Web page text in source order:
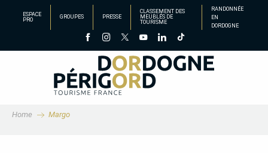
principal
ESPACE
PRO
GROUPES PRESSE
CLASSEMENT DES
MEUBLÉS DE
TOURISME
RANDONNÉE
EN
DORDOGNE
Home Margo